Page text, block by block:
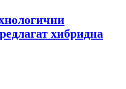
хибридна